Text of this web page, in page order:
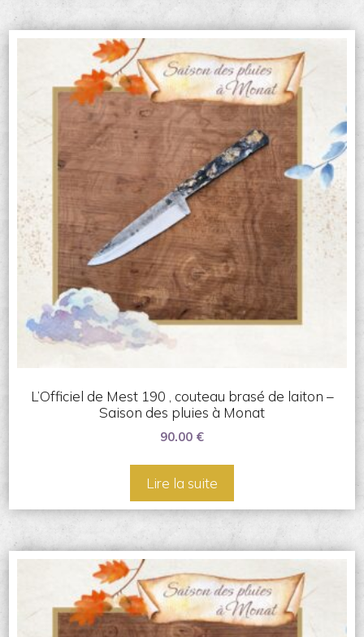
L’Officiel de Mest 190 , couteau brasé de laiton –
Saison des pluies à Monat
90.00 €
Lire la suite